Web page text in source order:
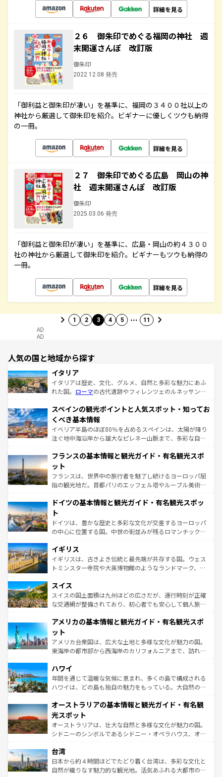
詳細を見る
２６ 御朱印でめぐる福岡の神社 週
末開運さんぽ 改訂版
御朱印
2022.12.08 発売
「御利益と御朱印が凄い」を基準に、福岡の３４００社以上の
神社から厳選して御朱印を紹介。ビギナーに優しくツウも納得
の一冊。
詳細を見る
２７ 御朱印でめぐる広島 岡山の神
社 週末開運さんぽ 改訂版
御朱印
2025.03.06 発売
「御利益と御朱印が凄い」を基準に、広島・岡山の約４３００
社の神社から厳選して御朱印を紹介。ビギナーもツウも納得の
一冊。
詳細を見る
1 2 3 4 5 … 11
AD
AD
人気の国と地域から探す
イタリア
イタリアは歴史、文化、グルメ、自然と多彩な魅力にあふ
れた国。 ローマの古代遺跡やフィレンツェのルネッサンス
ろん、トスカーナの美しい田園風景やアマルフィ海岸の絶
景など、自然景観も見逃せない。観光の合間には、本場の
ピザやパスタなど、絶品のイタリア料理を堪能することも
できる。朝目覚めてから夜眠るまで、すべての瞬間を楽し
なお、新着のイタリア情報はコンテンツ一覧を参照してほ
しい。
スペインの観光ポイントと人気スポット・知ってお
くべき基本情報
イベリア半島のほぼ80％を占めるスペインは、太陽が降り
注ぐ地中海沿岸から雄大なピレネー山脈まで、多彩な自然
文化が根付くこの国では、情熱的なフラメンコ、熱気あふ
れる闘牛、そして美味しいタパスが生活の一部となってい
る。首都マドリードの洗練された雰囲気や、バルセロナの
アートに溢れた街角から、地方では古代ローマ遺跡や中世
せる。地方によって風土や気候が異なるスペインはその個
ンテンツ一覧 を参照してほしい。
フランスの基本情報と観光ガイド・有名観光スポ
ット
フランスは、世界中の旅行者を魅了し続けるヨーロッパ屈
指の観光地だ。首都パリのエッフェル塔やルーブル美術館
で、幅広い魅力が詰まっている。華麗な宮殿、歴史的な大
聖堂、美しいビーチ、そして豊かな自然が、訪れる者を心
から魅了する。また、フランスは美食の国としても知ら
れ、フランス料理はユネスコ無形文化遺産にも登録されて
香り高いラベンダー畑など、多彩な楽しみ方が可能だ。さ
らに、パリ以外の地域にも魅力が溢れており、どの街角に
も豊かな歴史と文化が息づいている。パリ以外の個性あふ
を参照してほしい。
ドイツの基本情報と観光ガイド・有名観光スポッ
ト
ドイツは、豊かな歴史と多彩な文化が交差するヨーロッパ
の中心に位置する国。中世の街並みが残るロマンチック街
顔を持つこの国は、どこを歩いても飽きることがない。ベ
ルリンの文化的活気、バイエルン州のアルプスの絶景、そ
してライン川沿いのワイン畑といった風景は必見。ビール
は、お酒好きな人にはぜひ体験してほしい。 なお、新着の
ドイツ情報はコンテンツ一覧を参照してほしい。
イギリス
イギリスは、古きよき伝統と最先端が共存する国。ウェス
トミンスター寺院や大英博物館のようなランドマーク、歴
リアごとに異なる魅力がある。また、優雅なアフタヌーン
ティー、ビール好きにはたまらない英国パブ、サッカー観
戦など、本場だからこそできる体験も豊富。イギリスを旅
ンツ一覧を参照してほしい。
スイス
スイスの国土面積は九州ほどの広さだが、運行時刻が正確
な交通網が整備されており、初心者でも安心して個人旅行
の建物がそのまま残る町や、スイスならではのユニークな
博物館もあり、アルプス観光だけでなく町歩きも満喫する
ことができる。国民の所得が高いため物価も高いが、旅行
者向けの交通パス提供のサービスもあり、うまく活用すれ
着のスイス情報は
アメリカの基本情報と観光ガイド・有名観光スポ
ット
アメリカ合衆国は、広大な土地と多様な文化が魅力の国。
東海岸の都市部から西海岸のカリフォルニアまで、訪れる
のような巨大都市は、観光、ショッピング、エンターテイ
ンメントが詰まった刺激的なスポットだ。一方、アメリカ
西部には大自然が広がり、グランドキャニオンやイエロー
部のニューオーリンズでは、音楽と美食が融合した独特の
文化が魅力。旅行者はアメリカの各地域で異なる魅力を楽
しみながら、その多様性と豊かな歴史を感じることができ
るだろう。車でのロードトリップや列車の旅も、アメリカ
情報は
ハワイ
年間を通じて温暖な気候に恵まれ、多くの島で構成される
ハワイは、どの島も独自の魅力をもっている。大自然の神
ワイ島は見逃せない。また、定番の観光地といえばオアフ
島だが、静かな自然を求めるならマウイ島やカウアイ島が
おすすめ。エメラルドグリーンに輝く海をはじめ、豊かな
文化や歴史が息づいている。「アロハスピリット」と呼ば
人々、おいしいローカルフードやハワイアンミュージッ
ク、伝統的なフラダンスなど、すべてがハワイの魅力を彩
っている。訪れるたびに新しい発見と感動が待っているハ
オーストラリアの基本情報と観光ガイド・有名観
光スポット
オーストラリアは、壮大な自然と多様な文化が魅力の国。
シドニーのシンボルであるシドニー・オペラハウス、オー
リアリーフや大陸中央部にそびえるウルル（エアーズロッ
ク）、タスマニアの美しい原生林やケアンズの熱帯雨林な
ど、見どころがたくさん。また、カフェやワイン、オージ
台湾
日本から約４時間ほどでたどり着く台湾は、多彩な文化と
自然が織りなす魅力的な観光地。活気あふれる大都市の台